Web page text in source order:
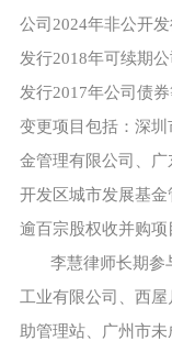
公司2024年非公开
发行2018年可续期
发行2017年公司债
变更项目包括：深
金管理有限公司、
开发区城市发展基
逾百宗股权收并购项
李慧律师长期参
工业有限公司、西
助管理站、广州市